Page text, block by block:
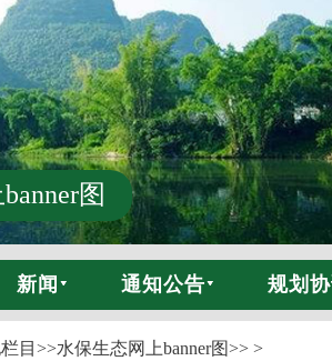
图
新闻 通知公告 规划
目 >>水保生态网上banner图>> >